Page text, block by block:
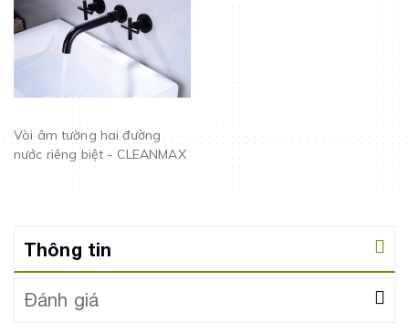
Vòi âm tường hai đường
nước riêng biệt - CLEANMAX
Thông tin
Đánh giá